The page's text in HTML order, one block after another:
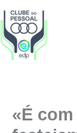
to
content
«É